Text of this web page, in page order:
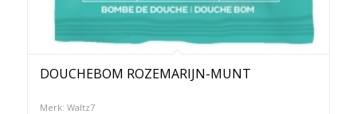
DOUCHEBOM ROZEMARIJN-MUNT
Merk: Waltz7